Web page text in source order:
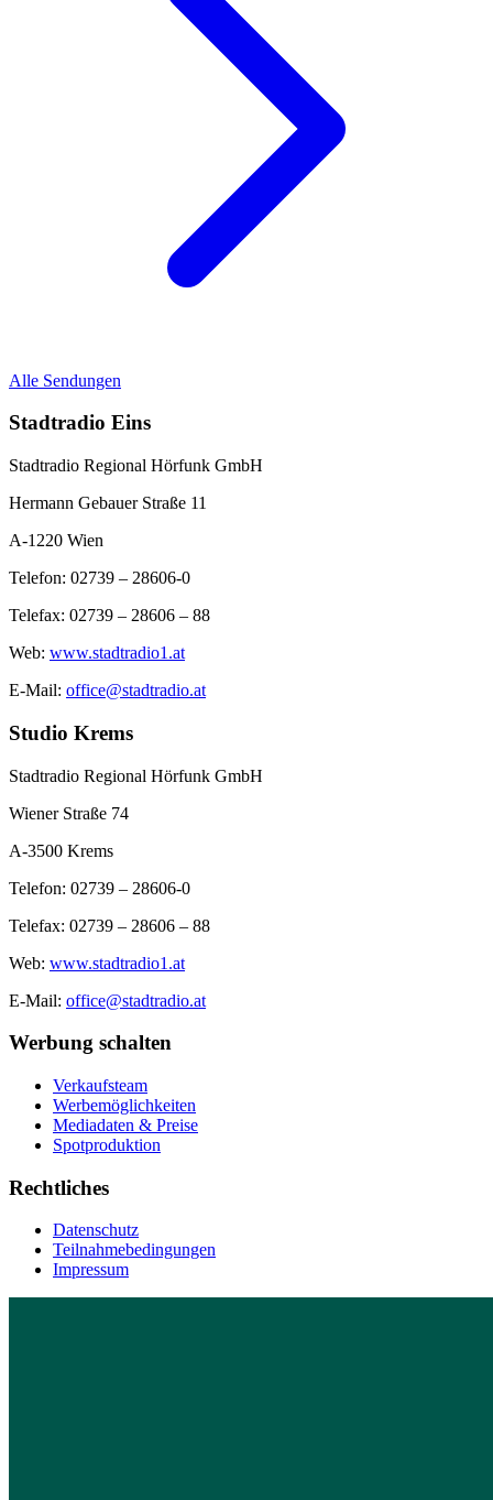
Alle Sendungen
Stadtradio Eins
Stadtradio Regional Hörfunk GmbH
Hermann Gebauer Straße 11
A-1220 Wien
Telefon: 02739 – 28606-0
Telefax: 02739 – 28606 – 88
Web: www.stadtradio1.at
E-Mail: office@stadtradio.at
Studio Krems
Stadtradio Regional Hörfunk GmbH
Wiener Straße 74
A-3500 Krems
Telefon: 02739 – 28606-0
Telefax: 02739 – 28606 – 88
Web: www.stadtradio1.at
E-Mail: office@stadtradio.at
Werbung schalten
Verkaufsteam
Werbemöglichkeiten
Mediadaten & Preise
Spotproduktion
Rechtliches
Datenschutz
Teilnahmebedingungen
Impressum